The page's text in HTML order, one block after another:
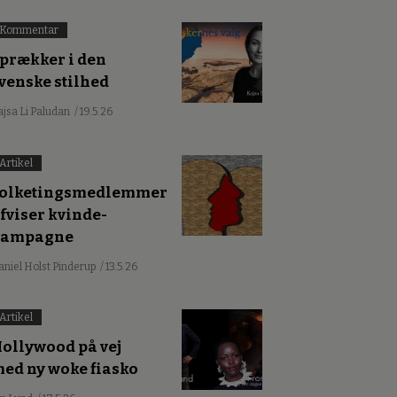
Kommentar
i den
stilhed
Li Paludan / 19.5.26
Artikel
kvinde-
Holst Pinderup / 13.5.26
Artikel
på vej
ny woke fiasko